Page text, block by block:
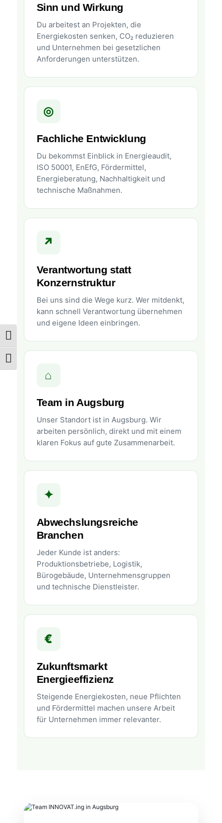
Umschalten auf hohe Kontraste
Schrift vergrößern
Sinn und Wirkung
Du arbeitest an Projekten, die
Energiekosten senken, CO₂ reduzieren
und Unternehmen bei gesetzlichen
Anforderungen unterstützen.
◎
Fachliche Entwicklung
Du bekommst Einblick in Energieaudit,
ISO 50001, EnEfG, Fördermittel,
Energieberatung, Nachhaltigkeit und
technische Maßnahmen.
↗
Verantwortung statt
Konzernstruktur
Bei uns sind die Wege kurz. Wer mitdenkt,
kann schnell Verantwortung übernehmen
und eigene Ideen einbringen.
⌂
Team in Augsburg
Unser Standort ist in Augsburg. Wir
arbeiten persönlich, direkt und mit einem
klaren Fokus auf gute Zusammenarbeit.
✦
Abwechslungsreiche
Branchen
Jeder Kunde ist anders:
Produktionsbetriebe, Logistik,
Bürogebäude, Unternehmensgruppen
und technische Dienstleister.
€
Zukunftsmarkt
Energieeffizienz
Steigende Energiekosten, neue Pflichten
und Fördermittel machen unsere Arbeit
für Unternehmen immer relevanter.